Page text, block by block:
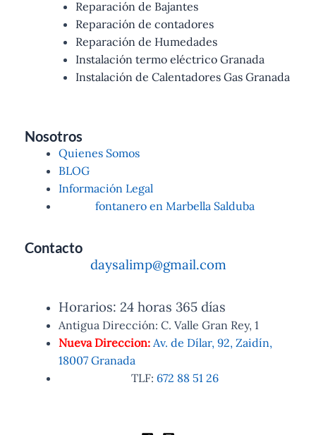
Reparación de Bajantes
Reparación de contadores
Reparación de Humedades
Instalación termo eléctrico Granada
Instalación de Calentadores Gas Granada
Nosotros
Quienes Somos
BLOG
Información Legal
fontanero en Marbella Salduba
Contacto
daysalimp@gmail.com
Horarios: 24 horas 365 días
Antigua Dirección: C. Valle Gran Rey, 1
Nueva Direccion: Av. de Dílar, 92, Zaidín,
18007 Granada
TLF: 672 88 51 26